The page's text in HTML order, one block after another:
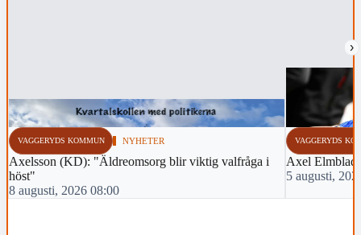
›
VAGGERYDS KOMMUN NYHETER
Axelsson (KD): "Äldreomsorg blir viktig valfråga i
höst"
8 augusti, 2026 08:00
VAGGERYDS
Axel Elmblad
5 augusti,